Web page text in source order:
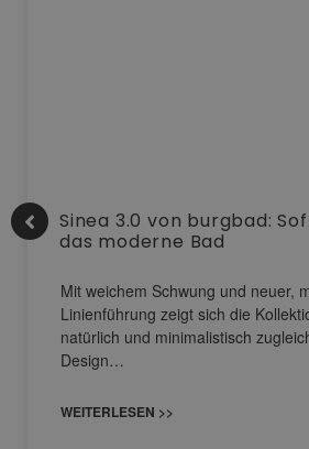
Sinea 3.0 von burgbad:
das moderne Bad
Mit weichem Schwung und neuer,
Linienführung zeigt sich die
natürlich und minimalistisch
Design…
WEITERLESEN >>